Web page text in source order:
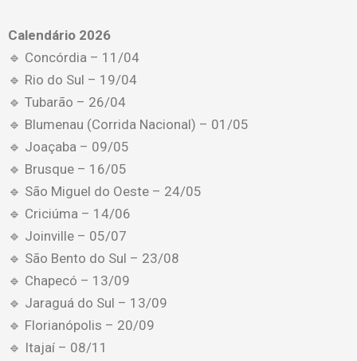
Calendário 2026
🔹 Concórdia – 11/04
🔹 Rio do Sul – 19/04
🔹 Tubarão – 26/04
🔹 Blumenau (Corrida Nacional) – 01/05
🔹 Joaçaba – 09/05
🔹 Brusque – 16/05
🔹 São Miguel do Oeste – 24/05
🔹 Criciúma – 14/06
🔹 Joinville – 05/07
🔹 São Bento do Sul – 23/08
🔹 Chapecó – 13/09
🔹 Jaraguá do Sul – 13/09
🔹 Florianópolis – 20/09
🔹 Itajaí – 08/11